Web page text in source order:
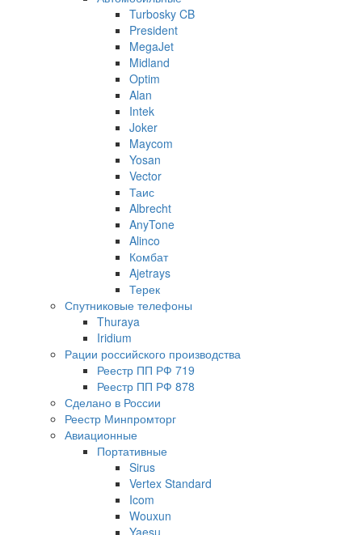
Turbosky CB
President
MegaJet
Midland
Optim
Alan
Intek
Joker
Maycom
Yosan
Vector
Таис
Albrecht
AnyTone
Alinco
Комбат
Ajetrays
Терек
Спутниковые телефоны
Thuraya
Iridium
Рации российского производства
Реестр ПП РФ 719
Реестр ПП РФ 878
Сделано в России
Реестр Минпромторг
Авиационные
Портативные
Sirus
Vertex Standard
Icom
Wouxun
Yaesu